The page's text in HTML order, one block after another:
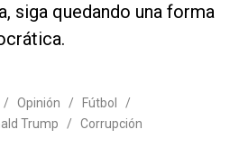
siga quedando una forma
/ Opinión / Fútbol
/
Trump / Corrupción